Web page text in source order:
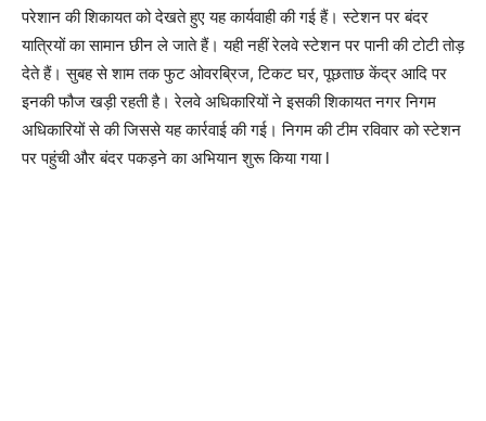
परेशान की शिकायत को देखते हुए यह कार्यवाही की गई हैं। स्टेशन पर बंदर
यात्रियों का सामान छीन ले जाते हैं। यही नहीं रेलवे स्टेशन पर पानी की टोटी तोड़
देते हैं। सुबह से शाम तक फुट ओवरब्रिज, टिकट घर, पूछताछ केंद्र आदि पर
इनकी फौज खड़ी रहती है। रेलवे अधिकारियों ने इसकी शिकायत नगर निगम
अधिकारियों से की जिससे यह कार्रवाई की गई। निगम की टीम रविवार को स्टेशन
पर पहुंची और बंदर पकड़ने का अभियान शुरू किया गया l